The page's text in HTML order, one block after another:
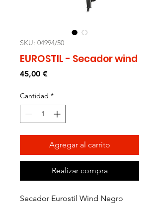
SKU: 04994/50
EUROSTIL - Secador wind
45,00 €Precio
Cantidad *
Agregar al carrito
Realizar compra
Secador Eurostil Wind Negro